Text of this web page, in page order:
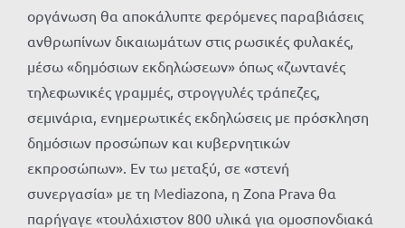
οργάνωση θα αποκάλυπτε φερόμενες παραβιάσεις
ανθρωπίνων δικαιωμάτων στις ρωσικές φυλακές,
μέσω «δημόσιων εκδηλώσεων» όπως «ζωντανές
τηλεφωνικές γραμμές, στρογγυλές τράπεζες,
σεμινάρια, ενημερωτικές εκδηλώσεις με πρόσκληση
δημόσιων προσώπων και κυβερνητικών
εκπροσώπων». Εν τω μεταξύ, σε «στενή
συνεργασία» με τη Mediazona, η Zona Prava θα
παρήγαγε «τουλάχιστον 800 υλικά για ομοσπονδιακά